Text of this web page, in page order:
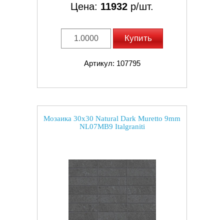
Цена: 11932 р/шт.
Купить
Артикул: 107795
Мозаика 30x30 Natural Dark Muretto 9mm
NL07MB9 Italgraniti